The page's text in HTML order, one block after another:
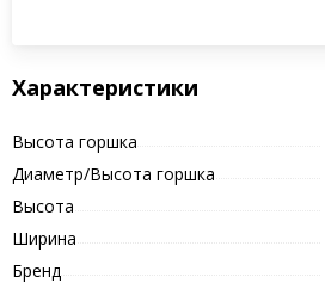
Характеристики
Высота горшка
Диаметр/Высота горшка
Высота
Ширина
Бренд